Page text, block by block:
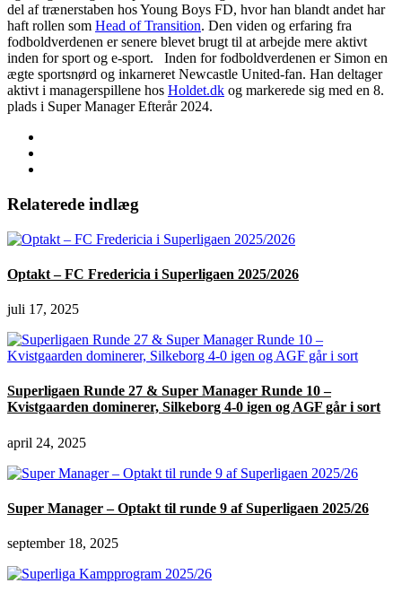
del af trænerstaben hos Young Boys FD, hvor han blandt andet har
haft rollen som Head of Transition. Den viden og erfaring fra
fodboldverdenen er senere blevet brugt til at arbejde mere aktivt
inden for sport og e-sport. Inden for fodboldverdenen er Simon en
ægte sportsnørd og inkarneret Newcastle United-fan. Han deltager
aktivt i managerspillene hos Holdet.dk og markerede sig med en 8.
plads i Super Manager Efterår 2024.
Relaterede indlæg
Optakt – FC Fredericia i Superligaen 2025/2026
juli 17, 2025
Superligaen Runde 27 & Super Manager Runde 10 –
Kvistgaarden dominerer, Silkeborg 4-0 igen og AGF går i sort
april 24, 2025
Super Manager – Optakt til runde 9 af Superligaen 2025/26
september 18, 2025